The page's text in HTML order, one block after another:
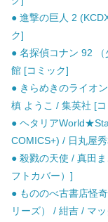
● 進撃の巨人 2
ク]
● 名探偵コナン 92
館 [コミック]
● きらめきのライオ
槙 ようこ / 集英社 [
● ヘタリア
COMICS+) / 日丸屋
● 殺戮の天使 / 真田
フトカバー）]
● もののべ古書店怪
リーズ） / 紺吉 / マ